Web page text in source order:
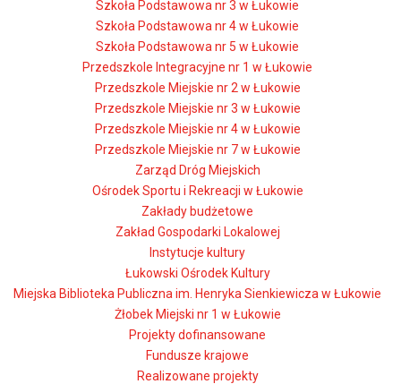
Szkoła Podstawowa nr 3 w Łukowie
Szkoła Podstawowa nr 4 w Łukowie
Szkoła Podstawowa nr 5 w Łukowie
Przedszkole Integracyjne nr 1 w Łukowie
Przedszkole Miejskie nr 2 w Łukowie
Przedszkole Miejskie nr 3 w Łukowie
Przedszkole Miejskie nr 4 w Łukowie
Przedszkole Miejskie nr 7 w Łukowie
Zarząd Dróg Miejskich
Ośrodek Sportu i Rekreacji w Łukowie
Zakłady budżetowe
Zakład Gospodarki Lokalowej
Instytucje kultury
Łukowski Ośrodek Kultury
Miejska Biblioteka Publiczna im. Henryka Sienkiewicza w Łukowie
Żłobek Miejski nr 1 w Łukowie
Projekty dofinansowane
Fundusze krajowe
Realizowane projekty